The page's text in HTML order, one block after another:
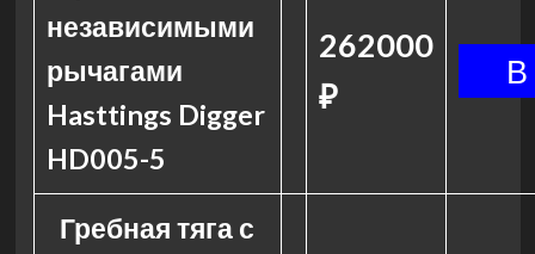
независимыми
рычагами
Hasttings Digger
HD005-5
262000
₽
Гребная тяга с